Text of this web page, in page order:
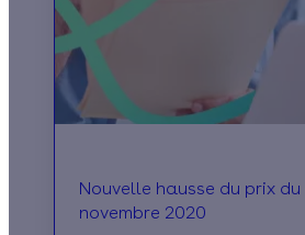
Nouvelle hausse du prix du
novembre 2020